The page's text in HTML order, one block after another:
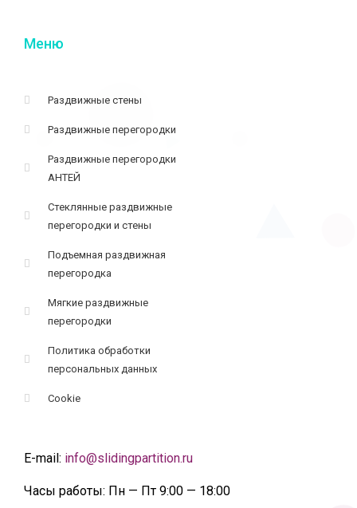
Меню
Раздвижные стены
Раздвижные перегородки
Раздвижные перегородки
АНТЕЙ
Стеклянные раздвижные
перегородки и стены
Подъемная раздвижная
перегородка
Мягкие раздвижные
перегородки
Политика обработки
персональных данных
Cookie
E-mail: info@slidingpartition.ru
Часы работы: Пн — Пт 9:00 — 18:00